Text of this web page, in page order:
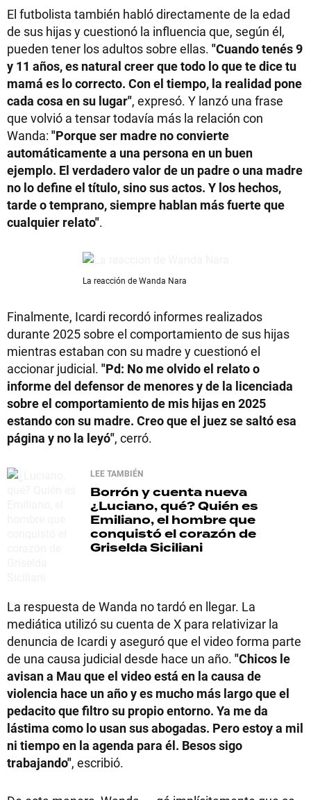
El futbolista también habló directamente de la edad
de sus hijas y cuestionó la influencia que, según él,
pueden tener los adultos sobre ellas. "Cuando tenés 9
y 11 años, es natural creer que todo lo que te dice tu
mamá es lo correcto. Con el tiempo, la realidad pone
cada cosa en su lugar", expresó. Y lanzó una frase
que volvió a tensar todavía más la relación con
Wanda: "Porque ser madre no convierte
automáticamente a una persona en un buen
ejemplo. El verdadero valor de un padre o una madre
no lo define el título, sino sus actos. Y los hechos,
tarde o temprano, siempre hablan más fuerte que
cualquier relato".
La reacción de Wanda Nara
Finalmente, Icardi recordó informes realizados
durante 2025 sobre el comportamiento de sus hijas
mientras estaban con su madre y cuestionó el
accionar judicial. "Pd: No me olvido el relato o
informe del defensor de menores y de la licenciada
sobre el comportamiento de mis hijas en 2025
estando con su madre. Creo que el juez se saltó esa
página y no la leyó", cerró.
LEE TAMBIÉN
Borrón y cuenta nueva
¿Luciano, qué? Quién es
Emiliano, el hombre que
conquistó el corazón de
Griselda Siciliani
La respuesta de Wanda no tardó en llegar. La
mediática utilizó su cuenta de X para relativizar la
denuncia de Icardi y aseguró que el video forma parte
de una causa judicial desde hace un año. "Chicos le
avisan a Mau que el video está en la causa de
violencia hace un año y es mucho más largo que el
pedacito que filtro su propio entorno. Ya me da
lástima como lo usan sus abogadas. Pero estoy a mil
ni tiempo en la agenda para él. Besos sigo
trabajando", escribió.